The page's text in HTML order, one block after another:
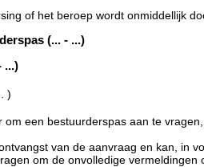
of het beroep wordt onmiddellijk
(... - ...)
...)
)
om een bestuurderspas aan te
van de aanvraag en kan, in
om de onvolledige